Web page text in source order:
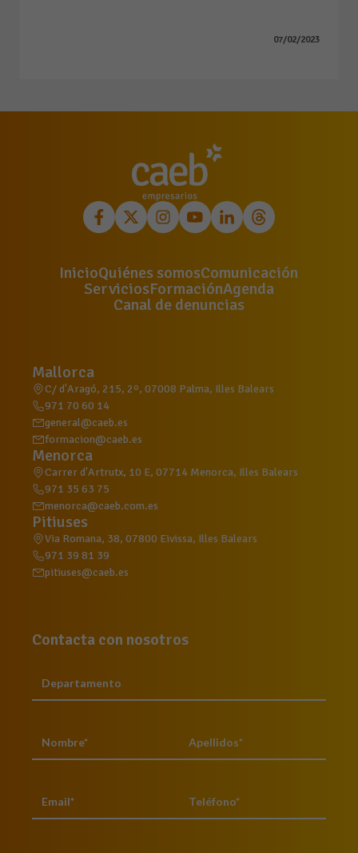
07/02/2023
InicioQuiénes somosComunicación
ServiciosFormaciónAgenda
Canal de denuncias
Mallorca
C/ d'Aragó, 215, 2º, 07008 Palma, Illes Balears
971 70 60 14
general@caeb.es
formacion@caeb.es
Menorca
Carrer d'Artrutx, 10 E, 07714 Menorca, Illes Balears
971 35 63 75
menorca@caeb.com.es
Pitiuses
Via Romana, 38, 07800 Eivissa, Illes Balears
971 39 81 39
pitiuses@caeb.es
Contacta con nosotros